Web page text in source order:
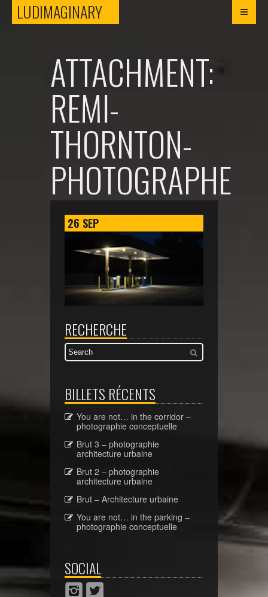
LUDIMAGINARYLUDIMAGINARY
ATTACHMENT:
REMI-
THORNTON-
PHOTOGRAPHE
26 SEP
RECHERCHE
BILLETS RÉCENTS
You are not… in the corridor –
photographie conceptuelle
Brut 3 – photographie
architecture urbaine
Brut 2 – photographie
architecture urbaine
Brut – Architecture urbaine
You are not… in the parking –
photographie conceptuelle
SOCIAL